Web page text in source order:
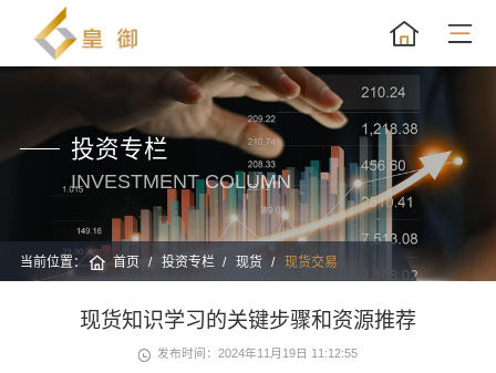
投资专栏
INVESTMENT COLUMN
当前位置： 首页 投资专栏 现货 现货交易
现货知识学习的关键步骤和资源推荐
发布时间：2024年11月19日 11:12:55